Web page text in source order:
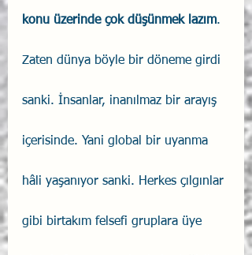
konu üzerinde çok düşünmek lazım.
Zaten dünya böyle bir döneme girdi
sanki. İnsanlar, inanılmaz bir arayış
içerisinde. Yani global bir uyanma
hâli yaşanıyor sanki. Herkes çılgınlar
gibi birtakım felsefi gruplara üye